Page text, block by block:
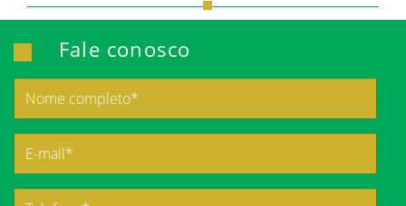
Fale conosco